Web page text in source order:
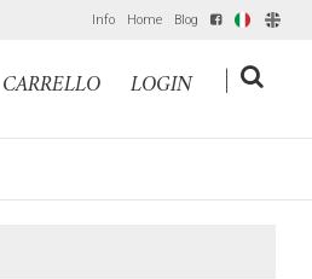
Info Home Blog IT EN
CARRELLO LOGIN |